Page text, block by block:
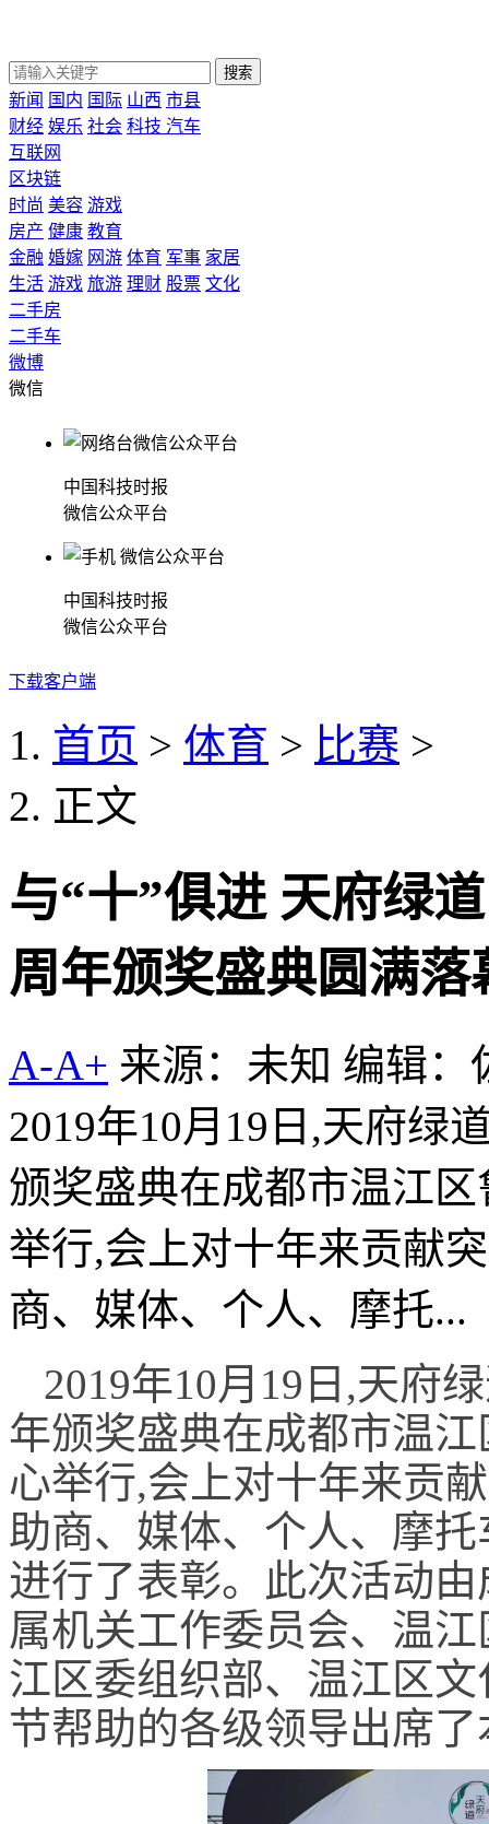
搜索
新闻 国内 国际 山西 市县
财经 娱乐 社会 科技 汽车
互联网
区块链
时尚 美容 游戏
房产 健康 教育
金融 婚嫁 网游 体育 军事 家居
生活 游戏 旅游 理财 股票 文化
二手房
二手车
微博
微信
中国科技时报
微信公众平台
中国科技时报
微信公众平台
下载客户端
首页 > 体育 > 比赛 >
正文
与“十”俱进 天府绿
周年颁奖盛典圆满落
A-A+ 来源：未知 编辑：
2019年10月19日,天府绿
颁奖盛典在成都市温江
举行,会上对十年来贡献
商、媒体、个人、摩托...
2019年10月19日,天府
年颁奖盛典在成都市温
心举行,会上对十年来贡
助商、媒体、个人、摩
进行了表彰。此次活动
属机关工作委员会、温
江区委组织部、温江区
节帮助的各级领导出席